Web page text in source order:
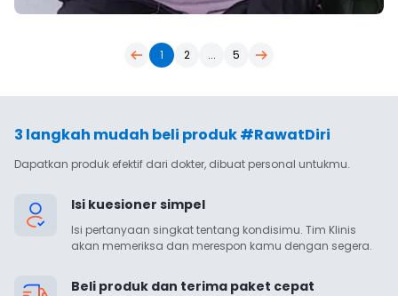
1 2 ... 5
3 langkah mudah beli produk #RawatDiri
Dapatkan produk efektif dari dokter, dibuat personal untukmu.
Isi kuesioner simpel
Isi pertanyaan singkat tentang kondisimu. Tim Klinis
akan memeriksa dan merespon kamu dengan segera.
Beli produk dan terima paket cepat